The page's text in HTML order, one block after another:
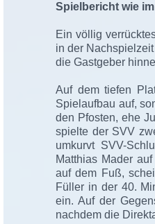
Spielbericht wie
Ein völlig
in der
die Gastgeber
Auf dem tiefen
Spielaufbau auf,
den Pfosten, ehe
spielte der SVV
umkurvt SVV-
Matthias Mader
auf dem Fuß,
Füller in der 40.
ein. Auf der
nachdem die